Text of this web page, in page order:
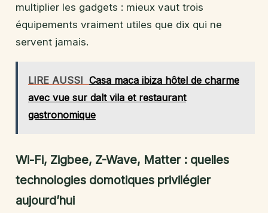
multiplier les gadgets : mieux vaut trois
équipements vraiment utiles que dix qui ne
servent jamais.
LIRE AUSSI Casa maca ibiza hôtel de charme
avec vue sur dalt vila et restaurant
gastronomique
Wi-Fi, Zigbee, Z-Wave, Matter : quelles
technologies domotiques privilégier
aujourd’hui